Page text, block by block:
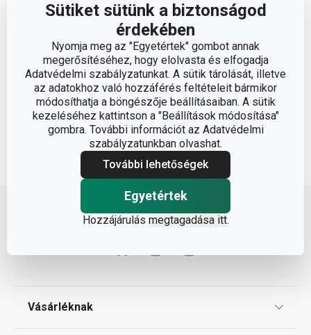
Sütiket sütünk a biztonságod
érdekében
Nyomja meg az "Egyetértek" gombot annak
megerősítéséhez, hogy elolvasta és elfogadja
Adatvédelmi szabályzatunkat. A sütik tárolását, illetve
az adatokhoz való hozzáférés feltételeit bármikor
módosíthatja a böngészője beállításaiban. A sütik
kezeléséhez kattintson a "Beállítások módosítása"
gombra. További információt az Adatvédelmi
szabályzatunkban olvashat.
További lehetőségek
Egyetértek
Hozzájárulás megtagadása itt.
Vásárléknak